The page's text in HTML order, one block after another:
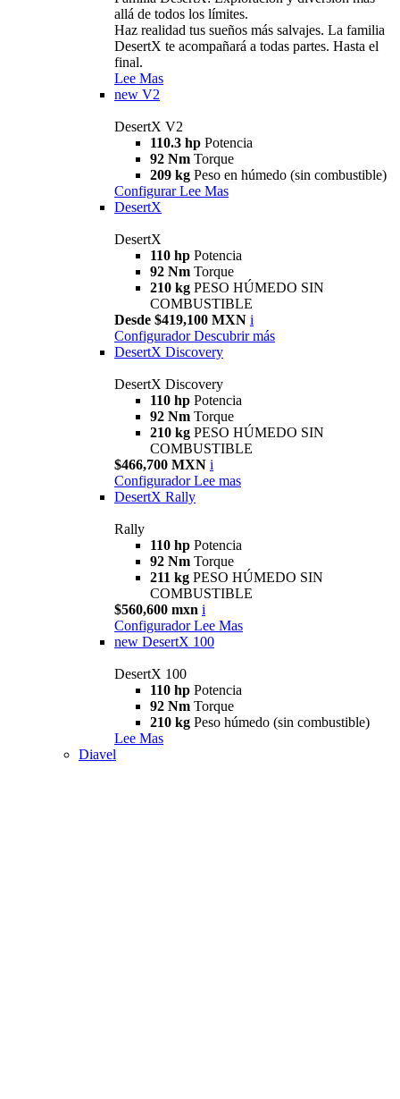
allá de todos los límites.
Haz realidad tus sueños más salvajes. La familia
DesertX te acompañará a todas partes. Hasta el
final.
Lee Mas
new V2
DesertX V2
110.3 hp Potencia
92 Nm Torque
209 kg Peso en húmedo (sin combustible)
Configurar Lee Mas
DesertX
DesertX
110 hp Potencia
92 Nm Torque
210 kg PESO HÚMEDO SIN
COMBUSTIBLE
Desde $419,100 MXN i
Configurador Descubrir más
DesertX Discovery
DesertX Discovery
110 hp Potencia
92 Nm Torque
210 kg PESO HÚMEDO SIN
COMBUSTIBLE
$466,700 MXN i
Configurador Lee mas
DesertX Rally
Rally
110 hp Potencia
92 Nm Torque
211 kg PESO HÚMEDO SIN
COMBUSTIBLE
$560,600 mxn i
Configurador Lee Mas
new DesertX 100
DesertX 100
110 hp Potencia
92 Nm Torque
210 kg Peso húmedo (sin combustible)
Lee Mas
Diavel